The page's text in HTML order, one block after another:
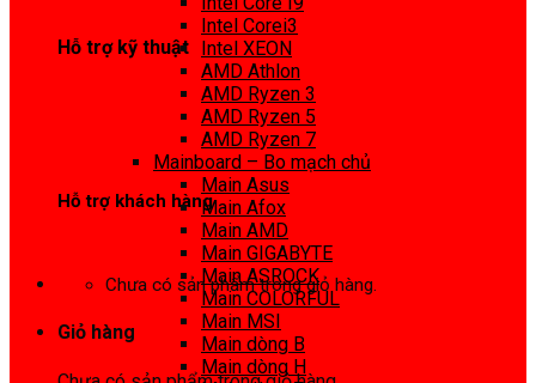
Hỗ trợ kỹ thuật
Hỗ trợ khách hàng
Chưa có sản phẩm trong giỏ hàng.
Giỏ hàng
Intel Corei3
Intel XEON
AMD Athlon
AMD Ryzen 3
AMD Ryzen 5
AMD Ryzen 7
Mainboard – Bo mạch chủ
Main Asus
Main Afox
Main AMD
Main GIGABYTE
Main ASROCK
Main COLORFUL
Main MSI
Main dòng B
Main dòng H